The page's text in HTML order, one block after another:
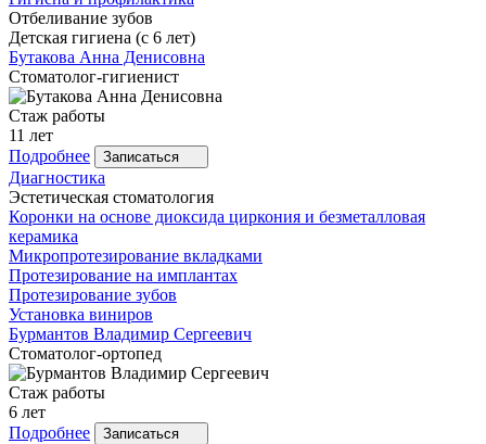
Отбеливание зубов
Детская гигиена (с 6 лет)
Бутакова Анна Денисовна
Стоматолог-гигиенист
Стаж работы
11 лет
Подробнее
Записаться
Диагностика
Эстетическая стоматология
Коронки на основе диоксида циркония и безметалловая
керамика
Микропротезирование вкладками
Протезирование на имплантах
Протезирование зубов
Установка виниров
Бурмантов Владимир Сергеевич
Стоматолог-ортопед
Стаж работы
6 лет
Подробнее
Записаться